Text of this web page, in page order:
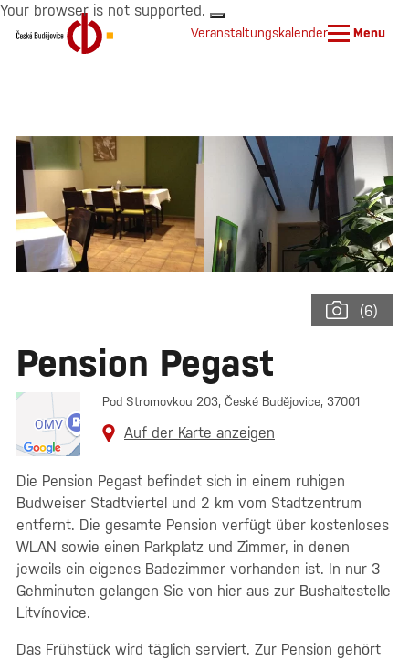
Your browser is not supported.
Veranstaltungskalender Menu
(6)
Pension Pegast
Pod Stromovkou 203, České Budějovice, 37001
Auf der Karte anzeigen
Die Pension Pegast befindet sich in einem ruhigen
Budweiser Stadtviertel und 2 km vom Stadtzentrum
entfernt. Die gesamte Pension verfügt über kostenloses
WLAN sowie einen Parkplatz und Zimmer, in denen
jeweils ein eigenes Badezimmer vorhanden ist. In nur 3
Gehminuten gelangen Sie von hier aus zur Bushaltestelle
Litvínovice.
Das Frühstück wird täglich serviert. Zur Pension gehört